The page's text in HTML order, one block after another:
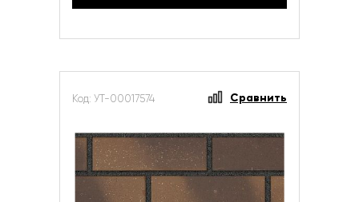
Код: УТ-00017574 Сравнить